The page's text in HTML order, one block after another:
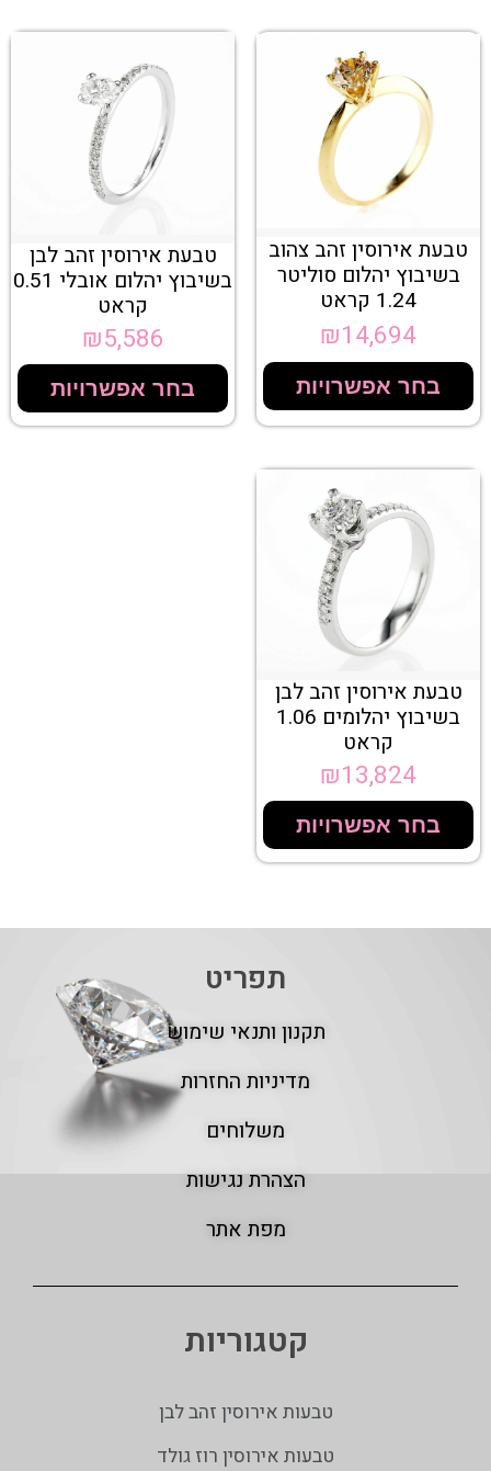
טבעת אירוסין זהב צהוב
בשיבוץ יהלום סוליטר
1.24 קראט
₪14,694
בחר אפשרויות
טבעת אירוסין זהב לבן
בשיבוץ יהלום אובלי 0.51
קראט
₪5,586
בחר אפשרויות
טבעת אירוסין זהב לבן
בשיבוץ יהלומים 1.06
קראט
₪13,824
בחר אפשרויות
תפריט
תקנון ותנאי שימוש
מדיניות החזרות
משלוחים
הצהרת נגישות
מפת אתר
קטגוריות
טבעות אירוסין זהב לבן
טבעות אירוסין רוז גולד